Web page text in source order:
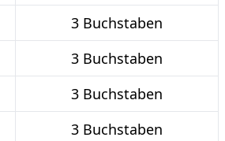
3 Buchstaben
3 Buchstaben
3 Buchstaben
3 Buchstaben